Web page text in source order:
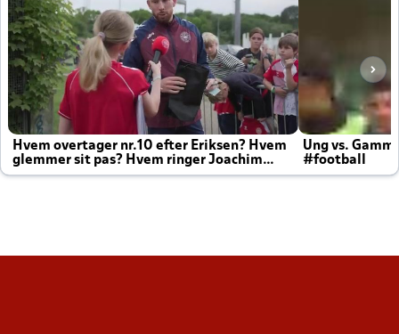
Hvem overtager nr.10 efter Eriksen? Hvem
glemmer sit pas? Hvem ringer Joachim
altid til efter kampe?
Ung vs.
#football